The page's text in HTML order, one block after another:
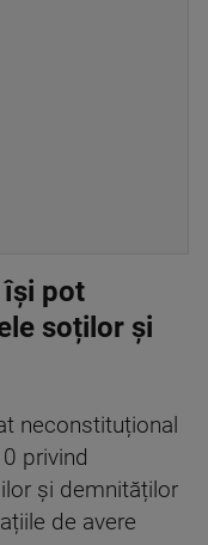
își pot
soților și
neconstituțional
privind
și demnităților
de avere